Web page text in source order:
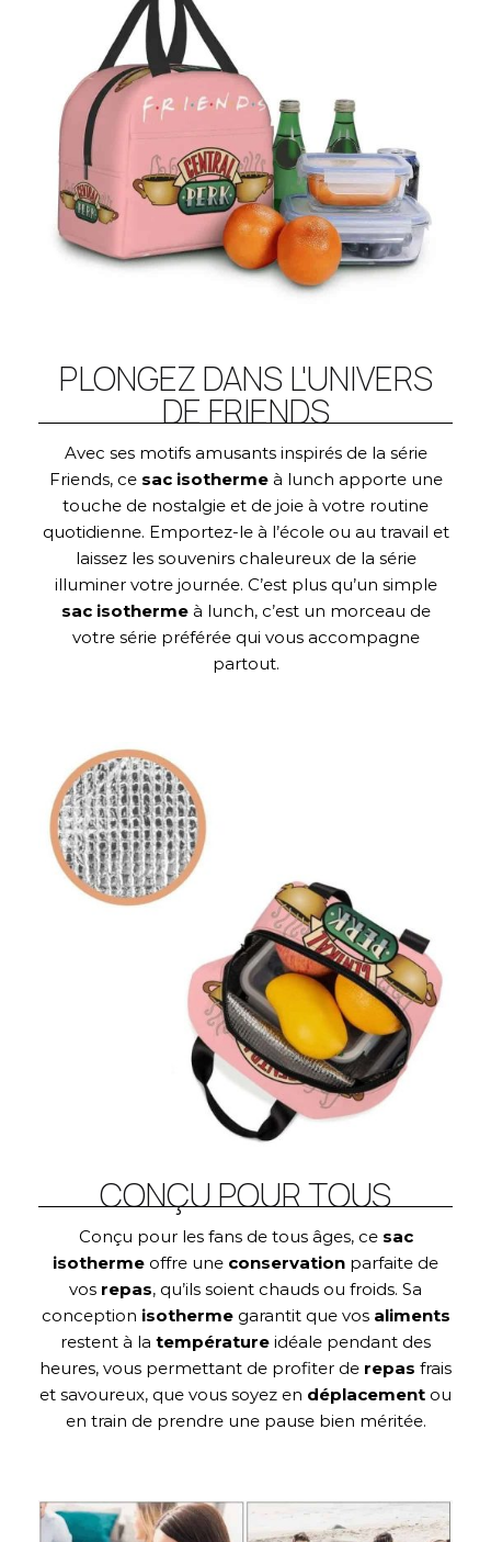
PLONGEZ DANS L'UNIVERS
DE FRIENDS
Avec ses motifs amusants inspirés de la série
Friends, ce sac isothermeà lunch apporte une
touche de nostalgie et de joie à votre routine
quotidienne. Emportez-le à l’école ou au travail et
laissez les souvenirs chaleureux de la série
illuminer votre journée. C’est plus qu’un simple
sac isothermeà lunch, c’est un morceau de
votre série préférée qui vous accompagne
partout.
CONÇU POUR TOUS
Conçu pour les fans de tous âges, ce sac
isotherme offre une conservation parfaite de
vos repas, qu’ils soient chauds ou froids. Sa
conception isothermegarantit que vos aliments
restent à la température idéale pendant des
heures, vous permettant de profiter de repas frais
et savoureux, que vous soyez en déplacement ou
en train de prendre une pause bien méritée.